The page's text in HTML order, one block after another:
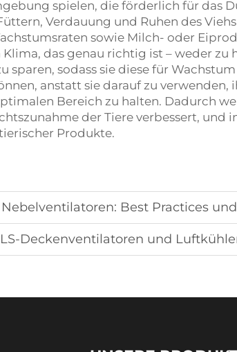
spielen, die förderlich für das
Verdauung und Ruhen des Viehs
sowie Milch- oder
das genau richtig ist – weder zu
sparen, sodass sie diese für
anstatt sie darauf zu verwenden,
Bereich zu halten. Dadurch
der Tiere verbessert, und
Produkte.
Best Practices
und Luftkühlern: Was ist